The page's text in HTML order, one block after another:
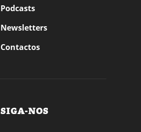
Podcasts
Newsletters
Contactos
SIGA-NOS